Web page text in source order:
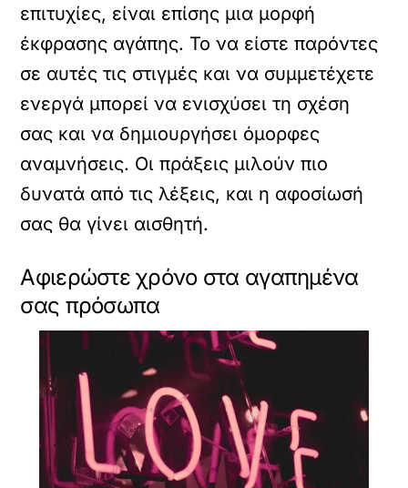
επιτυχίες, είναι επίσης μια μορφή
έκφρασης αγάπης. Το να είστε παρόντες
σε αυτές τις στιγμές και να συμμετέχετε
ενεργά μπορεί να ενισχύσει τη σχέση
σας και να δημιουργήσει όμορφες
αναμνήσεις. Οι πράξεις μιλούν πιο
δυνατά από τις λέξεις, και η αφοσίωσή
σας θα γίνει αισθητή.
Αφιερώστε χρόνο στα αγαπημένα
σας πρόσωπα